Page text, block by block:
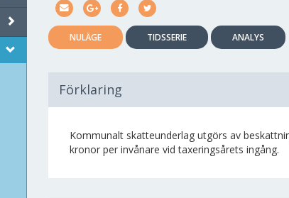
NULÄGE TIDSSERIE ANALYS
Förklaring
Kommunalt skatteunderlag utgörs av
kronor per invånare vid taxeringsårets ingång.